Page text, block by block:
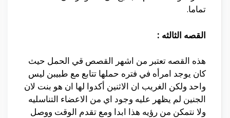
تماما.
القصه الثالثه :
هذه القصه تعتبر من اشهر القصص قي الحمل حيث
كان يوجد امرأه في فتره حملها تتابع مع طبيبن ليس
واحد ولكن الغريب ان الاثنين أكدوا لها ان هو بنت لان
الجنين لم يظهر عليه وجود اي من الاعضاء التناسليه
ولا نتمكن من رؤيه هذا ابدا ومع تقدم الوقت ووصل